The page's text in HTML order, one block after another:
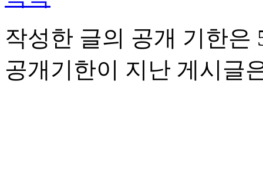
작성한 글의 공개 기한은
공개기한이 지난 게시글